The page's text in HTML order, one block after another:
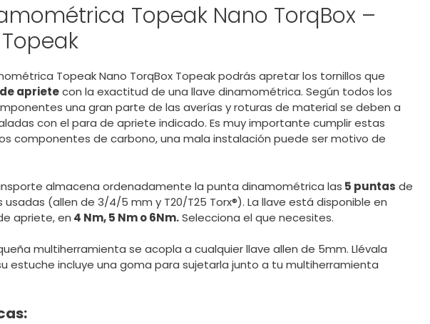
Topeak Nano TorqBox –
Topeak Nano TorqBox Topeak podrás apretar los tornillos que
aprietecon la exactitud de una llave dinamométrica. Según todos los
una gran parte de las averías y roturas de material se deben a
con el para de apriete indicado. Es muy importante cumplir estas
componentes de carbono, una mala instalación puede ser motivo de
almacena ordenadamente la punta dinamométrica las 5 puntas de
(allen de 3/4/5 mm y T20/T25 Torx®). La llave está disponible en
apriete, en 4 Nm, 5 Nm o 6Nm.Selecciona el que necesites.
multiherramienta se acopla a cualquier llave allen de 5mm. Llévala
estuche incluye una goma para sujetarla junto a tu multiherramienta